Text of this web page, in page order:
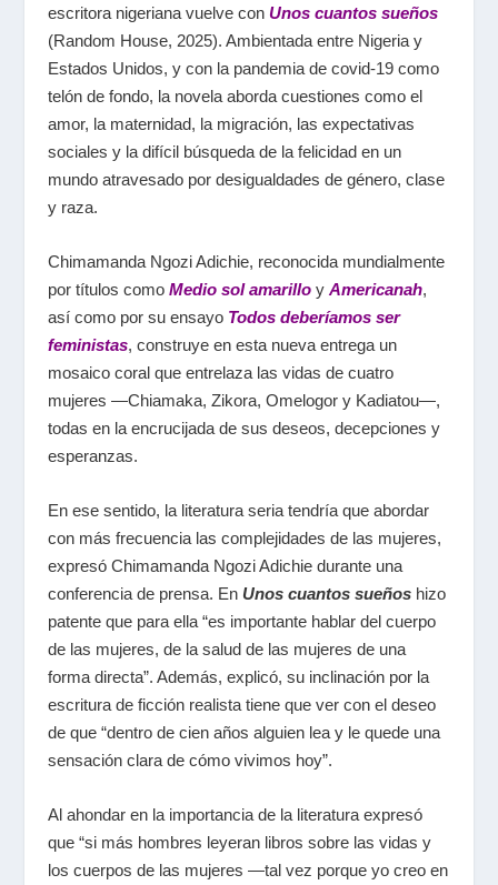
escritora nigeriana vuelve con Unos cuantos sueños
(Random House, 2025). Ambientada entre Nigeria y
Estados Unidos, y con la pandemia de covid-19 como
telón de fondo, la novela aborda cuestiones como el
amor, la maternidad, la migración, las expectativas
sociales y la difícil búsqueda de la felicidad en un
mundo atravesado por desigualdades de género, clase
y raza.
Chimamanda Ngozi Adichie, reconocida mundialmente
por títulos como Medio sol amarilloy Americanah,
así como por su ensayo Todos deberíamos ser
feministas, construye en esta nueva entrega un
mosaico coral que entrelaza las vidas de cuatro
mujeres —Chiamaka, Zikora, Omelogor y Kadiatou—,
todas en la encrucijada de sus deseos, decepciones y
esperanzas.
En ese sentido, la literatura seria tendría que abordar
con más frecuencia las complejidades de las mujeres,
expresó Chimamanda Ngozi Adichie durante una
conferencia de prensa. En Unos cuantos sueños hizo
patente que para ella “es importante hablar del cuerpo
de las mujeres, de la salud de las mujeres de una
forma directa”. Además, explicó, su inclinación por la
escritura de ficción realista tiene que ver con el deseo
de que “dentro de cien años alguien lea y le quede una
sensación clara de cómo vivimos hoy”.
Al ahondar en la importancia de la literatura expresó
que “si más hombres leyeran libros sobre las vidas y
los cuerpos de las mujeres ―tal vez porque yo creo en